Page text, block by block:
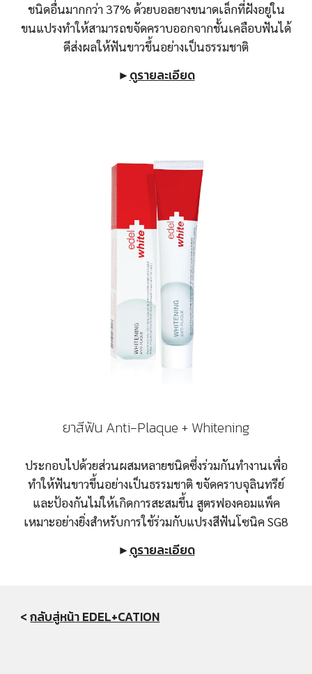
ชนิดอื่นมากกว่า 37% ด้วยบอลยางขนาดเล็กที่ฝังอยู่ใน
ขนแปรงทำให้สามารถขจัดคราบออกจากชั้นเคลือบฟันได้
ดีส่งผลให้ฟันขาวขึ้นอย่างเป็นธรรมชาติ
►ดูรายละเอียด
ยาสีฟัน Anti-Plaque + Whitening
ประกอบไปด้วยส่วนผสมหลายชนิดซึ่งร่วมกันทำงานเพื่อ
ทำให้ฟันขาวขึ้นอย่างเป็นธรรมชาติ ขจัดคราบจุลินทรีย์
และป้องกันไม่ให้เกิดการสะสมขึ้น สูตรฟองคอมแพ็ค
เหมาะอย่างยิ่งสำหรับการใช้ร่วมกับแปรงสีฟันโซนิค SG8
►ดูรายละเอียด
< กลับสู่หน้า EDEL+CATION